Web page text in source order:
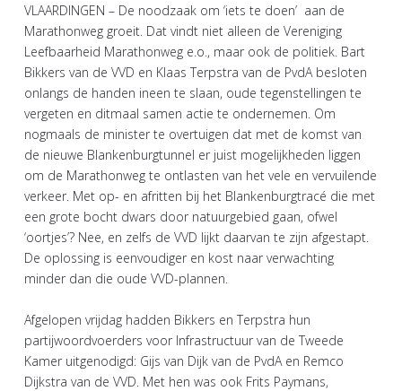
VLAARDINGEN – De noodzaak om ‘iets te doen’ aan de
Marathonweg groeit. Dat vindt niet alleen de Vereniging
Leefbaarheid Marathonweg e.o., maar ook de politiek. Bart
Bikkers van de VVD en Klaas Terpstra van de PvdA besloten
onlangs de handen ineen te slaan, oude tegenstellingen te
vergeten en ditmaal samen actie te ondernemen. Om
nogmaals de minister te overtuigen dat met de komst van
de nieuwe Blankenburgtunnel er juist mogelijkheden liggen
om de Marathonweg te ontlasten van het vele en vervuilende
verkeer. Met op- en afritten bij het Blankenburgtracé die met
een grote bocht dwars door natuurgebied gaan, ofwel
‘oortjes’? Nee, en zelfs de VVD lijkt daarvan te zijn afgestapt.
De oplossing is eenvoudiger en kost naar verwachting
minder dan die oude VVD-plannen.
Afgelopen vrijdag hadden Bikkers en Terpstra hun
partijwoordvoerders voor Infrastructuur van de Tweede
Kamer uitgenodigd: Gijs van Dijk van de PvdA en Remco
Dijkstra van de VVD. Met hen was ook Frits Paymans,